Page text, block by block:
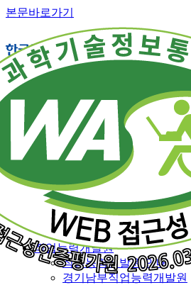
본문바로가기
직업능력개발 소개
교육훈련 체계
훈련직종
융복합훈련
일반훈련
특화훈련
맞춤훈련
재직근로자 능력향상훈련
특별과정
전국 훈련기관 지도
직업능력개발원
직업능력개발원 안내
경기남부직업능력개발원